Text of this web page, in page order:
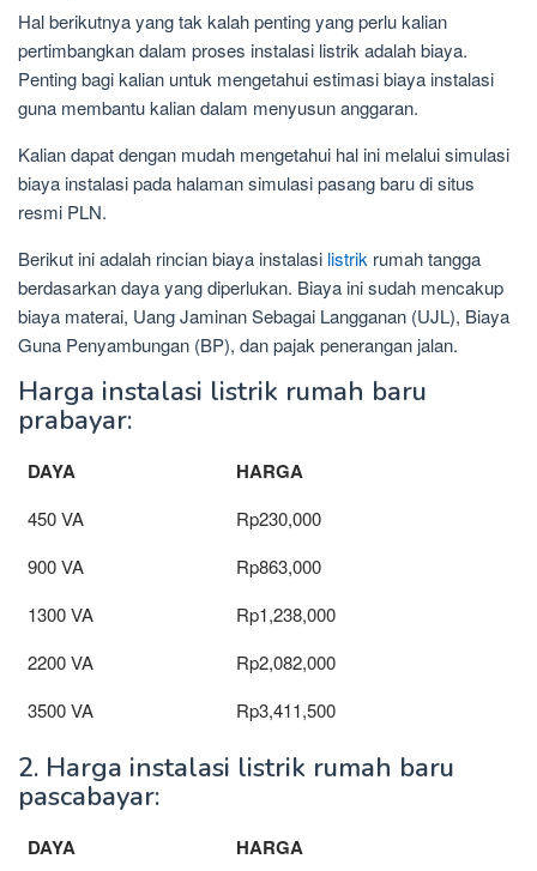
Hal berikutnya yang tak kalah penting yang perlu kalian
pertimbangkan dalam proses instalasi listrik adalah biaya.
Penting bagi kalian untuk mengetahui estimasi biaya instalasi
guna membantu kalian dalam menyusun anggaran.
Kalian dapat dengan mudah mengetahui hal ini melalui simulasi
biaya instalasi pada halaman simulasi pasang baru di situs
resmi PLN.
Berikut ini adalah rincian biaya instalasi listrik rumah tangga
berdasarkan daya yang diperlukan. Biaya ini sudah mencakup
biaya materai, Uang Jaminan Sebagai Langganan (UJL), Biaya
Guna Penyambungan (BP), dan pajak penerangan jalan.
Harga instalasi listrik rumah baru
prabayar:
DAYA HARGA
450 VA
Rp230,000
900 VA
Rp863,000
1300 VA
Rp1,238,000
2200 VA
Rp2,082,000
3500 VA
Rp3,411,500
2. Harga instalasi listrik rumah baru
pascabayar:
DAYA HARGA